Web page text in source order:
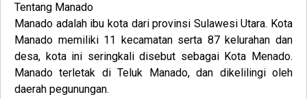
Tentang Manado
Manado adalah ibu kota dari provinsi Sulawesi Utara. Kota
Manado memiliki 11 kecamatan serta 87 kelurahan dan
desa, kota ini seringkali disebut sebagai Kota Menado.
Manado terletak di Teluk Manado, dan dikelilingi oleh
daerah pegunungan.